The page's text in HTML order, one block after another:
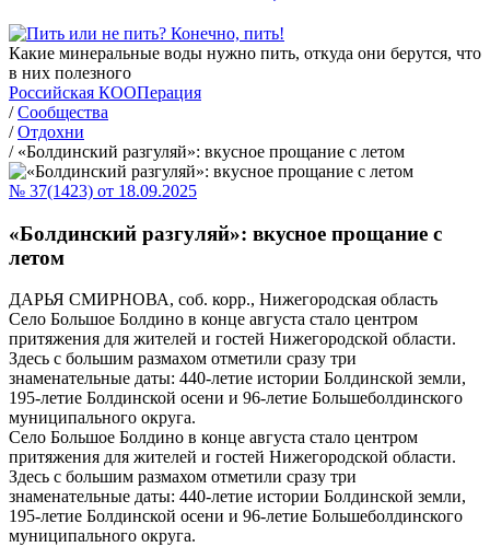
Какие минеральные воды нужно пить, откуда они берутся, что
в них полезного
Российская КООПерация
/ Сообщества
/ Отдохни
/ «Болдинский разгуляй»: вкусное прощание с летом
№ 37(1423) от 18.09.2025
«Болдинский разгуляй»: вкусное прощание с
летом
ДАРЬЯ СМИРНОВА, соб. корр., Нижегородская область
Село Большое Болдино в конце августа стало центром
притяжения для жителей и гостей Нижегородской области.
Здесь с большим размахом отметили сразу три
знаменательные даты: 440-летие истории Болдинской земли,
195-летие Болдинской осени и 96-летие Большеболдинского
муниципального округа.
Село Большое Болдино в конце августа стало центром
притяжения для жителей и гостей Нижегородской области.
Здесь с большим размахом отметили сразу три
знаменательные даты: 440-летие истории Болдинской земли,
195-летие Болдинской осени и 96-летие Большеболдинского
муниципального округа.